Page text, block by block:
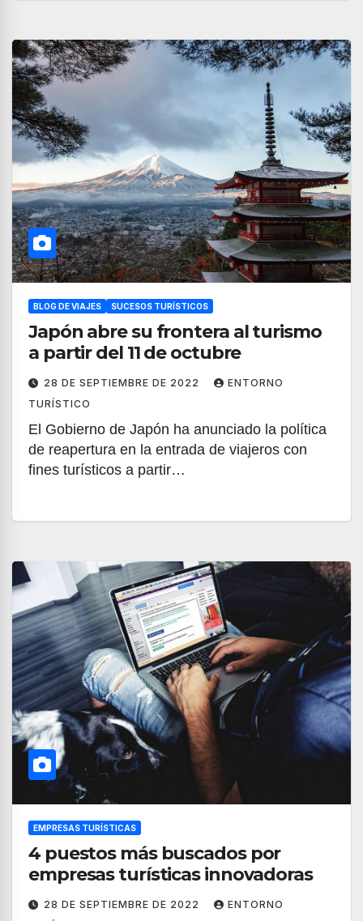
BLOG DE VIAJES SUCESOS TURÍSTICOS
Japón abre su frontera al turismo
a partir del 11 de octubre
28 DE SEPTIEMBRE DE 2022
ENTORNO
TURÍSTICO
El Gobierno de Japón ha anunciado la política
de reapertura en la entrada de viajeros con
fines turísticos a partir…
EMPRESAS TURÍSTICAS
4 puestos más buscados por
empresas turísticas innovadoras
28 DE SEPTIEMBRE DE 2022
ENTORNO